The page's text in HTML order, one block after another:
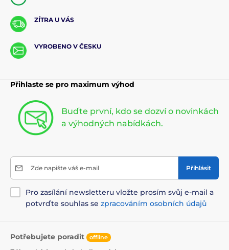
ZÍTRA U VÁS
VYROBENO V ČESKU
Přihlaste se pro maximum výhod
Buďte první, kdo se dozví o novinkách
a výhodných nabídkách.
Zde napište váš e-mail Přihlásit
Pro zasílání newsletteru vložte prosím svůj e-mail a
potvrďte souhlas se zpracováním osobních údajů
Potřebujete poradit offline